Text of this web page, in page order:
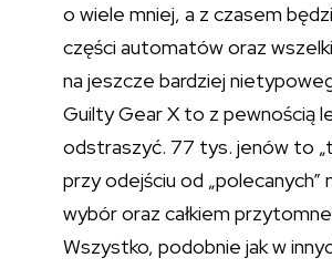
o wiele mniej, a z czasem
części automatów oraz
na jeszcze bardziej
Guilty Gear X to z pewnością
odstraszyć. 77 tys. jenów to
przy odejściu od
wybór oraz całkiem przytomne
Wszystko, podobnie jak w